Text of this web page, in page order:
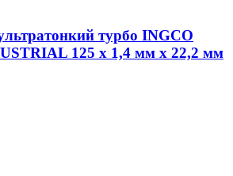
турбо INGCO
125 х 1,4 мм x 22,2 мм